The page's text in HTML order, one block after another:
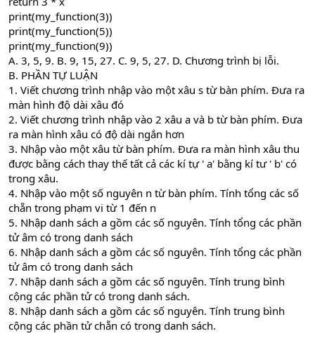
print(my_function(3))
print(my_function(5))
print(my_function(9))
A. 3, 5, 9. B. 9, 15, 27. C. 9, 5, 27. D. Chương trình bị lỗi.
B. PHẦN TỰ LUẬN
1. Viết chương trình nhập vào một xâu s từ bàn phím. Đưa ra
màn hình độ dài xâu đó
2. Viết chương trình nhập vào 2 xâu a và b từ bàn phím. Đưa
ra màn hình xâu có độ dài ngắn hơn
3. Nhập vào một xâu từ bàn phím. Đưa ra màn hình xâu thu
được bằng cách thay thế tất cả các kí tự ' a' bằng kí tư ' b' có
trong xâu.
4. Nhập vào một số nguyên n từ bàn phím. Tính tổng các số
chẵn trong phạm vi từ 1 đến n
5. Nhập danh sách a gồm các số nguyên. Tính tổng các phần
tử âm có trong danh sách
6. Nhập danh sách a gồm các số nguyên. Tính tổng các phần
tử âm có trong danh sách
7. Nhập danh sách a gồm các số nguyên. Tính trung bình
cộng các phần tử có trong danh sách.
8. Nhập danh sách a gồm các số nguyên. Tính trung bình
cộng các phần tử chẵn có trong danh sách.